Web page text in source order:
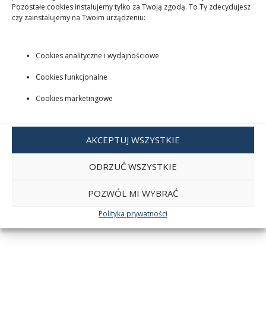
Pozostałe cookies instalujemy tylko za Twoją zgodą. To Ty zdecydujesz
czy zainstalujemy na Twoim urządzeniu:
Cookies analityczne i wydajnościowe
Cookies funkcjonalne
Cookies marketingowe
AKCEPTUJ WSZYSTKIE
ODRZUĆ WSZYSTKIE
POZWÓL MI WYBRAĆ
Polityka prywatności